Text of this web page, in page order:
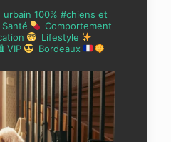
urbain 100% #chiens et
Santé
Comportement
Lifestyle
VIP
Bordeaux